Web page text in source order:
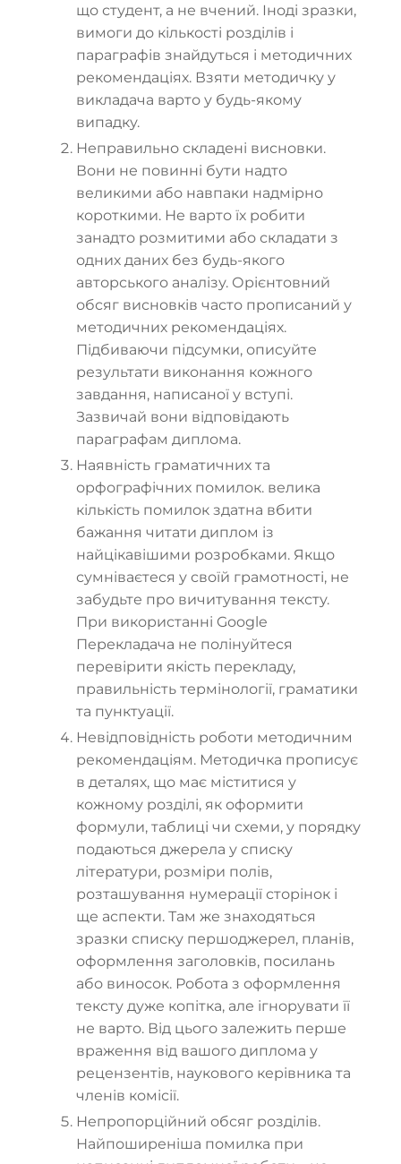
що студент, а не вчений. Іноді зразки,
вимоги до кількості розділів і
параграфів знайдуться і методичних
рекомендаціях. Взяти методичку у
викладача варто у будь-якому
випадку.
Неправильно складені висновки.
Вони не повинні бути надто
великими або навпаки надмірно
короткими. Не варто їх робити
занадто розмитими або складати з
одних даних без будь-якого
авторського аналізу. Орієнтовний
обсяг висновків часто прописаний у
методичних рекомендаціях.
Підбиваючи підсумки, описуйте
результати виконання кожного
завдання, написаної у вступі.
Зазвичай вони відповідають
параграфам диплома.
Наявність граматичних та
орфографічних помилок. велика
кількість помилок здатна вбити
бажання читати диплом із
найцікавішими розробками. Якщо
сумніваєтеся у своїй грамотності, не
забудьте про вичитування тексту.
При використанні Google
Перекладача не полінуйтеся
перевірити якість перекладу,
правильність термінології, граматики
та пунктуації.
Невідповідність роботи методичним
рекомендаціям. Методичка прописує
в деталях, що має міститися у
кожному розділі, як оформити
формули, таблиці чи схеми, у порядку
подаються джерела у списку
літератури, розміри полів,
розташування нумерації сторінок і
ще аспекти. Там же знаходяться
зразки списку першоджерел, планів,
оформлення заголовків, посилань
або виносок. Робота з оформлення
тексту дуже копітка, але ігнорувати її
не варто. Від цього залежить перше
враження від вашого диплома у
рецензентів, наукового керівника та
членів комісії.
Непропорційний обсяг розділів.
Найпоширеніша помилка при